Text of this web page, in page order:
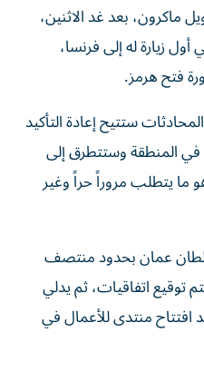
ماكرون، بعد غد الاثنين،
زيارة له إلى فرنسا،
فتح هرمز.
ستتيح إعادة التأكيد
المنطقة وستتطرق إلى
ما يتطلب مروراً حراً وغير
عمان بحدود منتصف
توقيع اتفاقيات، ثم يدلي
افتتاح منتدى للأعمال في